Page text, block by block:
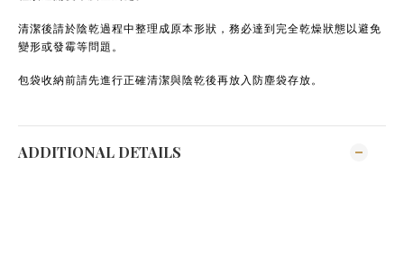
清潔後請於陰乾過程中整理成原本形狀，務必達到完全乾燥狀態以避免
變形或發霉等問題。
包袋收納前請先進行正確清潔與陰乾後再放入防塵袋存放。
ADDITIONAL DETAILS